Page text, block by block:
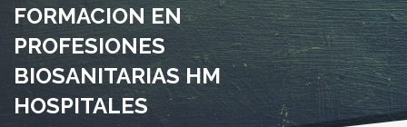
FORMACION EN
PROFESIONES
BIOSANITARIAS HM
HOSPITALES